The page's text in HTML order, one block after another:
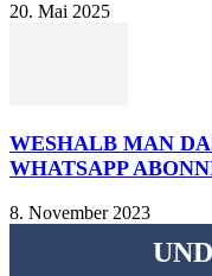
20. Mai 2025
WESHALB MAN
WHATSAPP
8. November 2023